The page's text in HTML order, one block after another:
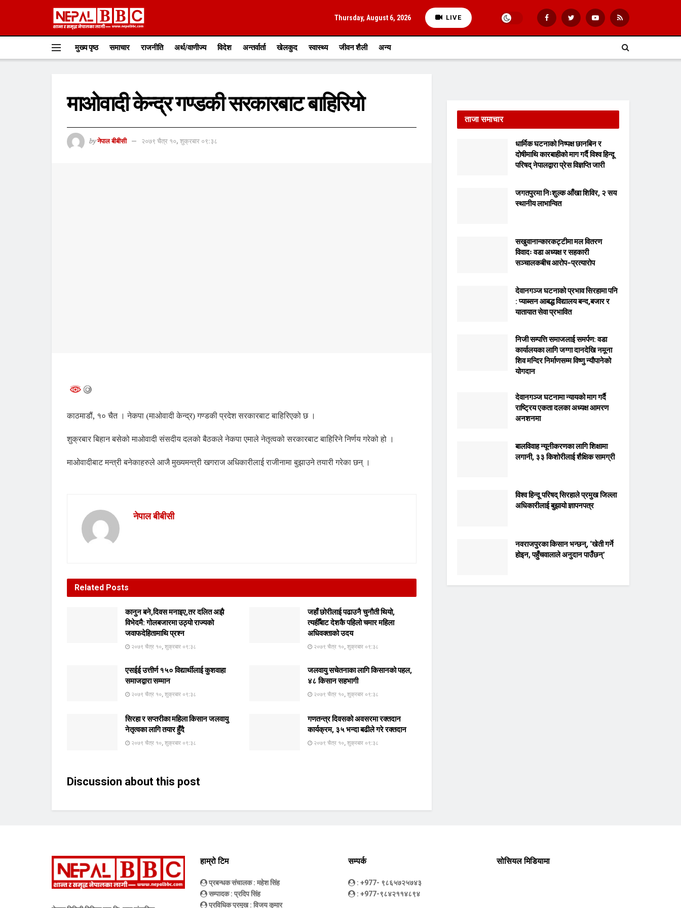
Thursday, August 6, 2026 LIVE
मुख्य पृष्ठ समाचार राजनीति अर्थ/वाणीज्य विदेश अन्तर्वार्ता खेलकुद स्वास्थ्य जीवन शैली अन्य
माओवादी केन्द्र गण्डकी सरकारबाट बाहिरियो
by नेपाल बीबीसी २०७९ चैत्र १०, शुक्रबार ०९:३८
काठमाडौं, १० चैत । नेकपा (माओवादी केन्द्र) गण्डकी प्रदेश सरकारबाट बाहिरिएको छ ।
शुक्रबार बिहान बसेको माओवादी संसदीय दलको बैठकले नेकपा एमाले नेतृत्वको सरकारबाट बाहिरिने निर्णय गरेको हो ।
माओवादीबाट मन्त्री बनेकाहरुले आजै मुख्यमन्त्री खगराज अधिकारीलाई राजीनामा बुझाउने तयारी गरेका छन् ।
नेपाल बीबीसी
Related Posts
कानुन बने,दिवस मनाइए,तर दलित अझै
विभेदमै: गोलबजारमा उठ्यो राज्यको
जवाफदेहितामाथि प्रश्न
२०७९ चैत्र १०, शुक्रबार ०९:३८
जहाँ छोरीलाई पढाउनै चुनौती थियो,
त्यहीँबाट देशकै पहिलो चमार महिला
अधिवक्ताको उदय
२०७९ चैत्र १०, शुक्रबार ०९:३८
एसईई उत्तीर्ण १५० विद्यार्थीलाई कुशवाहा
समाजद्वारा सम्मान
२०७९ चैत्र १०, शुक्रबार ०९:३८
जलवायु सचेतनाका लागि किसानको पहल,
४८ किसान सहभागी
२०७९ चैत्र १०, शुक्रबार ०९:३८
सिरहा र सप्तरीका महिला किसान जलवायु
नेतृत्वका लागि तयार हुँदै
२०७९ चैत्र १०, शुक्रबार ०९:३८
गणतन्त्र दिवसको अवसरमा रक्तदान
कार्यक्रम, ३५ भन्दा बढीले गरे रक्तदान
२०७९ चैत्र १०, शुक्रबार ०९:३८
Discussion about this post
ताजा समाचार
धार्मिक घटनाको निष्पक्ष छानबिन र
दोषीमाथि कारबाहीको माग गर्दै विश्व हिन्दू
परिषद् नेपालद्वारा प्रेस विज्ञप्ति जारी
जगतपुरमा निःशुल्क आँखा शिविर, २ सय
स्थानीय लाभान्वित
सखुवानान्कारकट्टीमा मल वितरण
विवादः वडा अध्यक्ष र सहकारी
सञ्चालकबीच आरोप–प्रत्यारोप
देवानगञ्ज घटनाको प्रभाव सिरहामा पनि
: प्याब्सन आबद्ध विद्यालय बन्द,बजार र
यातायात सेवा प्रभावित
निजी सम्पत्ति समाजलाई समर्पण: वडा
कार्यालयका लागि जग्गा दानदेखि नमूना
शिव मन्दिर निर्माणसम्म विष्णु न्यौपानेको
योगदान
देवानगञ्ज घटनामा न्यायको माग गर्दै
राष्ट्रिय एकता दलका अध्यक्ष आमरण
अनशनमा
बालविवाह न्यूनीकरणका लागि शिक्षामा
लगानी, ३३ किशोरीलाई शैक्षिक सामग्री
विश्व हिन्दू परिषद् सिरहाले प्रमुख जिल्ला
अधिकारीलाई बुझायो ज्ञापनपत्र
नवराजपुरका किसान भन्छन्, ‘खेती गर्ने
होइन, पहुँचवालाले अनुदान पाउँछन्’
हाम्रो टिम
प्रबन्धक संचालक: महेश सिंह
सम्पादक: प्रदिप सिंह
प्रविधिक प्रमुख: विजय कुमार
सम्पर्क
: +977- ९८६५७२५७४३
: +977-९८४२११४८९४
सोसियल मिडियामा